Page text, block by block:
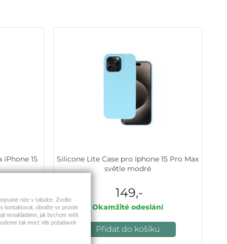
iPhone 15
Silicone Lite Case pro Iphone 15 Pro Max
světle modré
149,-
Okamžité odeslání
Přidat do košíku
níže v tabulce. Zvolte
kontaktovat, obraťte se prosím
nenakládáme, jak bychom měli,
tak moct Váš požadavek